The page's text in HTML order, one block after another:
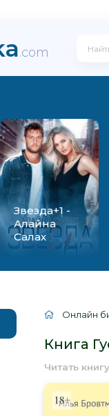
.com
Звезда+1 -
Алайна
Салах
Онлайн
Книга
Читать книгу